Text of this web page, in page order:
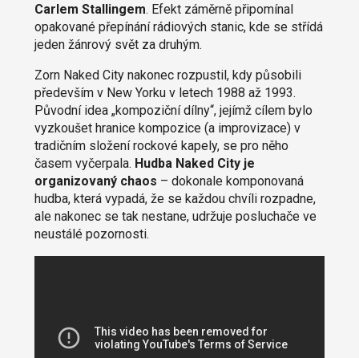
Carlem Stallingem. Efekt záměrně připomínal
opakované přepínání rádiových stanic, kde se střídá
jeden žánrový svět za druhým.
Zorn Naked City nakonec rozpustil, kdy působili
především v New Yorku v letech 1988 až 1993.
Původní idea „kompoziční dílny“, jejímž cílem bylo
vyzkoušet hranice kompozice (a improvizace) v
tradičním složení rockové kapely, se pro něho
časem vyčerpala. Hudba Naked City je
organizovaný chaos – dokonale komponovaná
hudba, která vypadá, že se každou chvíli rozpadne,
ale nakonec se tak nestane, udržuje posluchače ve
neustálé pozornosti.